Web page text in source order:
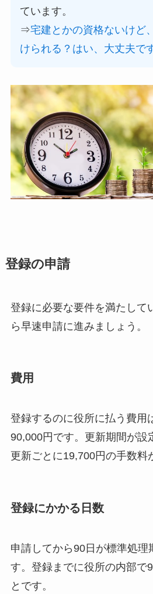
ています。
⇒宅建とかの資格ないけど
けられる？はい、大丈夫で
登録の申請
登録に必要な要件を満たして
ら早速申請に進みましょう。
費用
登録するのに役所に払う費用
90,000円です。更新期間が設
更新ごとに19,700円の手数料
登録にかかる日数
申請してから90日が標準処理
す。登録までに役所の内部で
とです。